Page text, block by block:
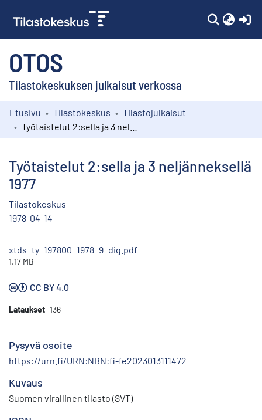
OTOS
Tilastokeskuksen julkaisut verkossa
Kokoelmat
Etusivu Tilastokeskus
Tilastojulkaisut
Työtaistelut 2:sella ja 3 neljänneksellä
1977
Tilastokeskus
1978-04-14
xtds_ty_197800_1978_9_dig.pdf
1.17 MB
CC BY 4.0
Lataukset 136
Pysyvä osoite
https://urn.fi/URN:NBN:fi-fe2023013111472
Kuvaus
Suomen virallinen tilasto (SVT)